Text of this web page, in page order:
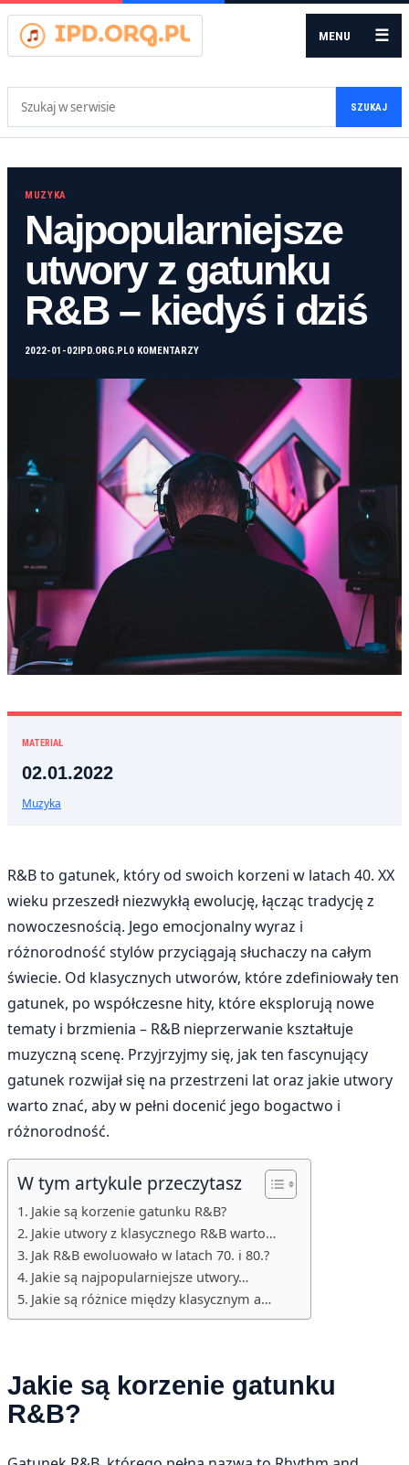
MENU ☰
SZUKAJ
MUZYKA
Najpopularniejsze
utwory z gatunku
R&B – kiedyś i dziś
2022-01-02 IPD.ORG.PL0 KOMENTARZY
MATERIAŁ
02.01.2022
Muzyka
R&B to gatunek, który od swoich korzeni w latach 40. XX
wieku przeszedł niezwykłą ewolucję, łącząc tradycję z
nowoczesnością. Jego emocjonalny wyraz i
różnorodność stylów przyciągają słuchaczy na całym
świecie. Od klasycznych utworów, które zdefiniowały ten
gatunek, po współczesne hity, które eksplorują nowe
tematy i brzmienia – R&B nieprzerwanie kształtuje
muzyczną scenę. Przyjrzyjmy się, jak ten fascynujący
gatunek rozwijał się na przestrzeni lat oraz jakie utwory
warto znać, aby w pełni docenić jego bogactwo i
różnorodność.
W tym artykule przeczytasz
Jakie są korzenie gatunku R&B?
Jakie utwory z klasycznego R&B warto…
Jak R&B ewoluowało w latach 70. i 80.?
Jakie są najpopularniejsze utwory…
Jakie są różnice między klasycznym a…
Jakie są korzenie gatunku
R&B?